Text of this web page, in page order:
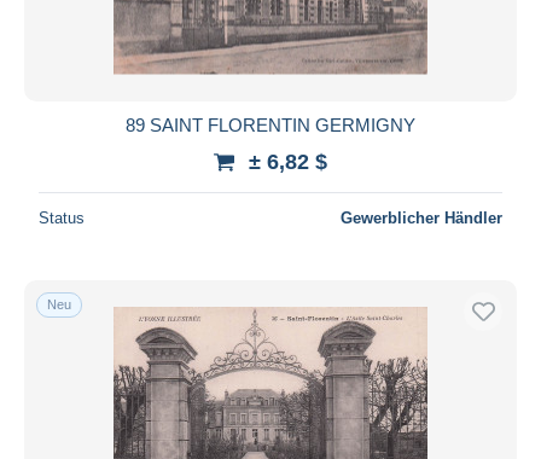
89 SAINT FLORENTIN GERMIGNY
± 6,82 $
Status Gewerblicher Händler
Neu